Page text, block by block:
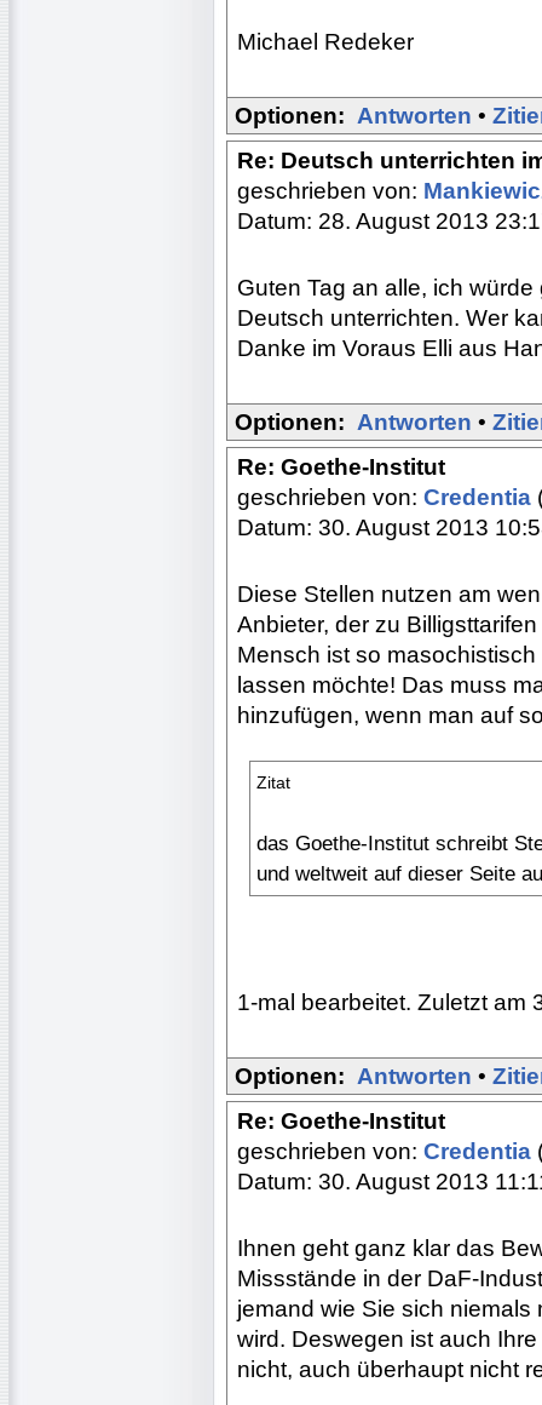
Michael Redeker
Optionen: Antworten •
Re: Deutsch unterrichten
geschrieben von:
Datum: 28. August 2013
Guten Tag an alle, ich
Deutsch unterrichten. Wer
Danke im Voraus Elli aus
Optionen: Antworten •
Re: Goethe-Institut
geschrieben von: Credentia
Datum: 30. August 2013
Diese Stellen nutzen am
Anbieter, der zu
Mensch ist so
lassen möchte! Das muss
hinzufügen, wenn man auf
Zitat
das Goethe-Institut schreibt
und weltweit auf dieser Seite
1-mal bearbeitet. Zuletzt am
Optionen: Antworten •
Re: Goethe-Institut
geschrieben von: Credentia
Datum: 30. August 2013
Ihnen geht ganz klar das
Missstände in der DaF-
jemand wie Sie sich
wird. Deswegen ist auch
nicht, auch überhaupt nicht